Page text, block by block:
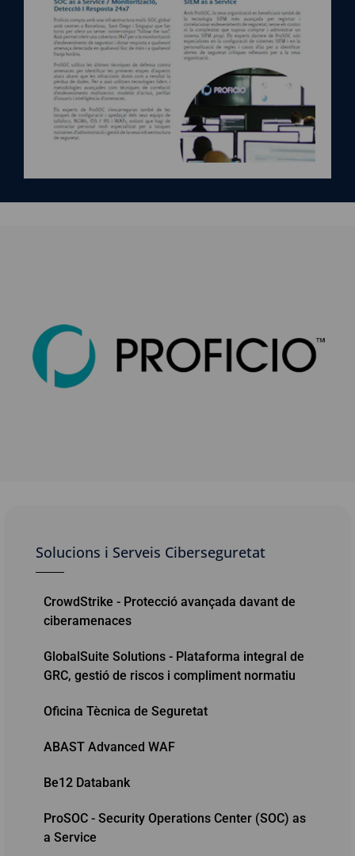
Solucions i Serveis Ciberseguretat
CrowdStrike - Protecció avançada davant de
ciberamenaces
GlobalSuite Solutions - Plataforma integral de
GRC, gestió de riscos i compliment normatiu
Oficina Tècnica de Seguretat
ABAST Advanced WAF
Be12 Databank
ProSOC - Security Operations Center (SOC) as
a Service